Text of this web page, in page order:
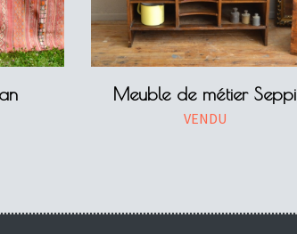
Meuble de métier Seppi
VENDU